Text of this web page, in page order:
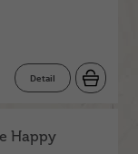
Detail
Happy